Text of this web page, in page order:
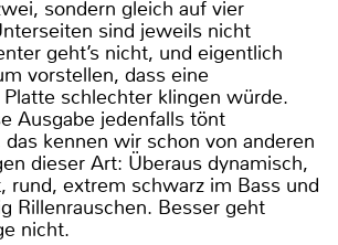
sondern gleich auf vier
sind jeweils nicht
geht’s nicht, und eigentlich
vorstellen, dass eine
schlechter klingen würde.
Ausgabe jedenfalls tönt
kennen wir schon von anderen
dieser Art: Überaus dynamisch,
rund, extrem schwarz im Bass und
Rillenrauschen. Besser geht
nicht.